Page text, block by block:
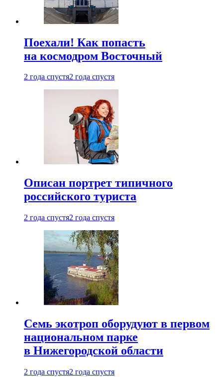
Поехали! Как попасть
на космодром Восточный
2 года спустя2 года спустя
Описан портрет типичного
российского туриста
2 года спустя2 года спустя
Семь экотроп оборудуют в первом
национальном парке
в Нижегородской области
2 года спустя2 года спустя